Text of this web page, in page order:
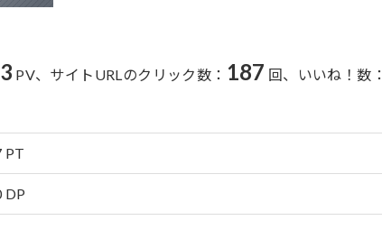
PV、 サイトURLのクリック数： 187 回、 いいね！数：
PT
DP